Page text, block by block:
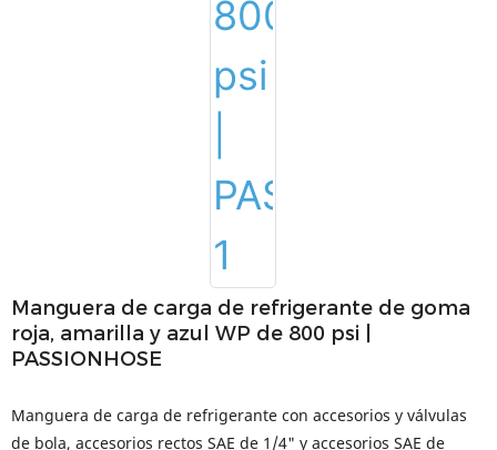
Manguera de carga de refrigerante de goma
roja, amarilla y azul WP de 800 psi |
PASSIONHOSE
Manguera de carga de refrigerante con accesorios y válvulas
de bola, accesorios rectos SAE de 1/4" y accesorios SAE de